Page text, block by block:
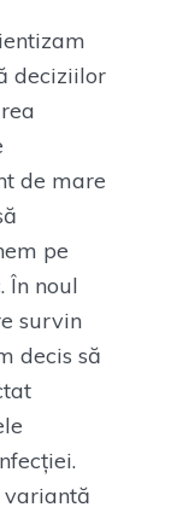
deciziilor
de mare
pe
În noul
survin
decis să
variantă